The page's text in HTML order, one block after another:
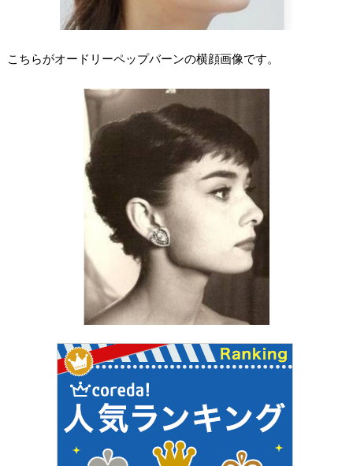
こちらがオードリーペップバーンの横顔画像です。